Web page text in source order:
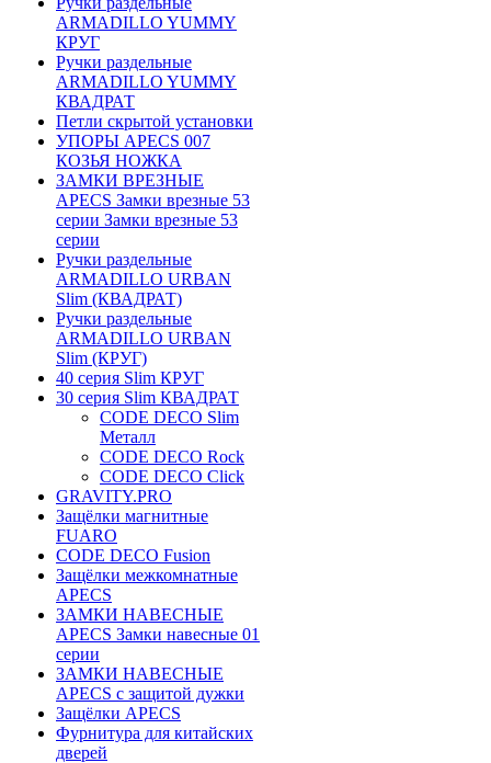
ARMADILLO YUMMY
КРУГ
Ручки раздельные
ARMADILLO YUMMY
КВАДРАТ
Петли скрытой установки
УПОРЫ APECS 007
КОЗЬЯ НОЖКА
ЗАМКИ ВРЕЗНЫЕ
APECS Замки врезные 53
серии Замки врезные 53
серии
Ручки раздельные
ARMADILLO URBAN
Slim (КВАДРАТ)
Ручки раздельные
ARMADILLO URBAN
Slim (КРУГ)
40 серия Slim КРУГ
30 серия Slim КВАДРАТ
CODE DECO Slim
Металл
CODE DECO Rock
CODE DECO Click
GRAVITY.PRO
Защёлки магнитные
FUARO
CODE DECO Fusion
Защёлки межкомнатные
APECS
ЗАМКИ НАВЕСНЫЕ
APECS Замки навесные 01
серии
ЗАМКИ НАВЕСНЫЕ
APECS с защитой дужки
Защёлки APECS
Фурнитура для китайских
дверей